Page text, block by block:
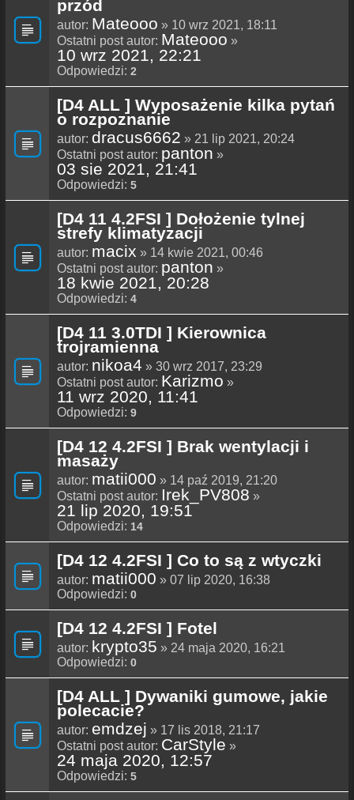
przód
autor: Mateooo » 10 wrz 2021, 18:11
Ostatni post autor: Mateooo »
10 wrz 2021, 22:21
Odpowiedzi: 2
[D4 ALL ] Wyposażenie kilka pytań
o rozpoznanie
autor: dracus6662 » 21 lip 2021, 20:24
Ostatni post autor: panton »
03 sie 2021, 21:41
Odpowiedzi: 5
[D4 11 4.2FSI ] Dołożenie tylnej
strefy klimatyzacji
autor: macix » 14 kwie 2021, 00:46
Ostatni post autor: panton »
18 kwie 2021, 20:28
Odpowiedzi: 4
[D4 11 3.0TDI ] Kierownica
trojramienna
autor: nikoa4 » 30 wrz 2017, 23:29
Ostatni post autor: Karizmo »
11 wrz 2020, 11:41
Odpowiedzi: 9
[D4 12 4.2FSI ] Brak wentylacji i
masaży
autor: matii000 » 14 paź 2019, 21:20
Ostatni post autor: Irek_PV808 »
21 lip 2020, 19:51
Odpowiedzi: 14
[D4 12 4.2FSI ] Co to są z wtyczki
autor: matii000 » 07 lip 2020, 16:38
Odpowiedzi: 0
[D4 12 4.2FSI ] Fotel
autor: krypto35 » 24 maja 2020, 16:21
Odpowiedzi: 0
[D4 ALL ] Dywaniki gumowe, jakie
polecacie?
autor: emdzej » 17 lis 2018, 21:17
Ostatni post autor: CarStyle »
24 maja 2020, 12:57
Odpowiedzi: 5